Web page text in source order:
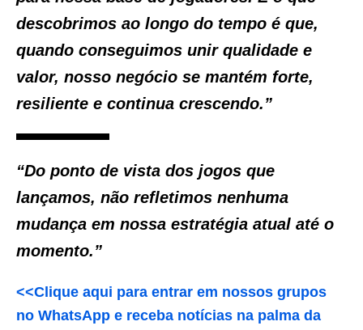
descobrimos ao longo do tempo é que,
quando conseguimos unir qualidade e
valor, nosso negócio se mantém forte,
resiliente e continua crescendo.”
“Do ponto de vista dos jogos que
lançamos, não refletimos nenhuma
mudança em nossa estratégia atual até o
momento.”
<<Clique aqui para entrar em nossos grupos
no WhatsApp e receba notícias na palma da